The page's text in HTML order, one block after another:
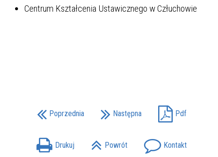
Centrum Kształcenia Ustawicznego w Człuchowie
Poprzednia Następna Pdf
Drukuj Powrót Kontakt